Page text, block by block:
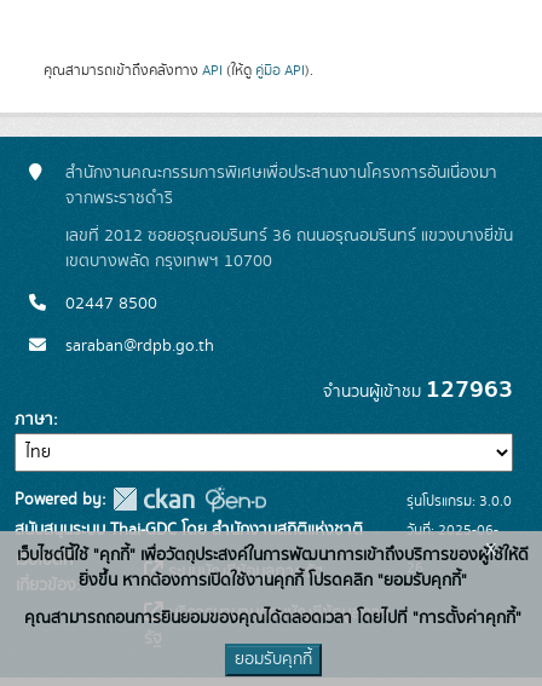
คุณสามารถเข้าถึงคลังทาง API (ให้ดู คู่มือ API).
สำนักงานคณะกรรมการพิเศษเพื่อประสานงานโครงการอันเนื่องมา
จากพระราชดำริ
เลขที่ 2012 ซอยอรุณอมรินทร์ 36 ถนนอรุณอมรินทร์ แขวงบางยี่ขัน
เขตบางพลัด กรุงเทพฯ 10700
02447 8500
saraban@rdpb.go.th
จำนวนผู้เข้าชม 127963
ภาษา
Powered by:
สนับสนุนระบบ Thai-GDC โดย สำนักงานสถิติแห่งชาติ
เว็บไซต์ที่
เกี่ยวข้อง:
ระบบบัญชีข้อมูลภาครัฐ
บริการนามานุกรมบัญชีข้อมูลภาค
รุ่นโปรแกรม: 3.0.0
วันที่: 2025-06-
26
เว็บไซต์นี้ใช้ "คุกกี้" เพื่อวัตถุประสงค์ในการพัฒนาการเข้าถึงบริการของผู้ใช้ให้ดี
ยิ่งขึ้น หากต้องการเปิดใช้งานคุกกี้ โปรดคลิก "ยอมรับคุกกี้"
คุณสามารถถอนการยินยอมของคุณได้ตลอดเวลา โดยไปที่ "การตั้งค่าคุกกี้"
ยอมรับคุกกี้
x